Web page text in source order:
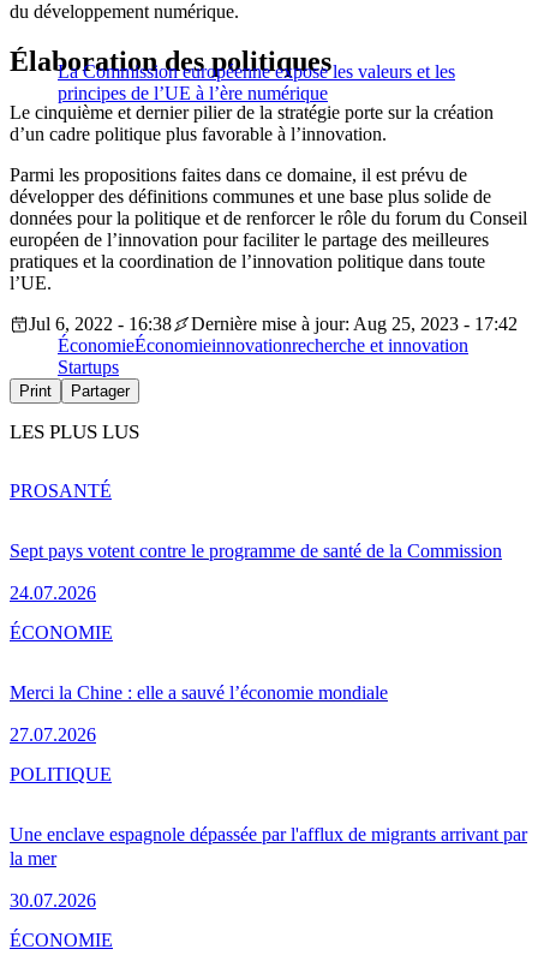
du développement numérique.
La Commission européenne expose les valeurs et les
principes de l’UE à l’ère numérique
Élaboration des politiques
Le cinquième et dernier pilier de la stratégie porte sur la création
d’un cadre politique plus favorable à l’innovation.
Parmi les propositions faites dans ce domaine, il est prévu de
développer des définitions communes et une base plus solide de
données pour la politique et de renforcer le rôle du forum du Conseil
européen de l’innovation pour faciliter le partage des meilleures
pratiques et la coordination de l’innovation politique dans toute
l’UE.
Jul 6, 2022 - 16:38
Dernière mise à jour: Aug 25, 2023 - 17:42
ÉconomieÉconomieinnovationrecherche et innovation
Startups
Print Partager
LES PLUS LUS
Sept pays votent contre le programme de santé de la Commission
24.07.2026
PROSANTÉ
Merci la Chine : elle a sauvé l’économie mondiale
27.07.2026
ÉCONOMIE
Une enclave espagnole dépassée par l'afflux de migrants arrivant par
la mer
30.07.2026
POLITIQUE
ÉCONOMIE